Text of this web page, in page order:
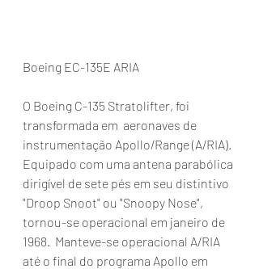
Boeing EC-135E ARIA
O Boeing C-135 Stratolifter, foi
transformada em  aeronaves de
instrumentação Apollo/Range (A/RIA).
Equipado com uma antena parabólica
dirigível de sete pés em seu distintivo
"Droop Snoot" ou "Snoopy Nose",
tornou-se operacional em janeiro de
1968.  Manteve-se operacional A/RIA
até o final do programa Apollo em